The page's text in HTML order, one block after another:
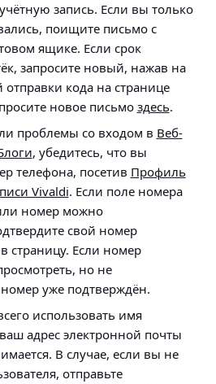
запись. Если вы только
поищите письмо с
ящике. Если срок
запросите новый, нажав на
кода на странице
новое письмо здесь.
проблемы со входом в Веб-
, убедитесь, что вы
телефона, посетив Профиль
Vivaldi. Если поле номера
номер можно
свой номер
страницу. Если номер
но не
уже подтверждён.
использовать имя
адрес электронной почты
В случае, если вы не
отправьте